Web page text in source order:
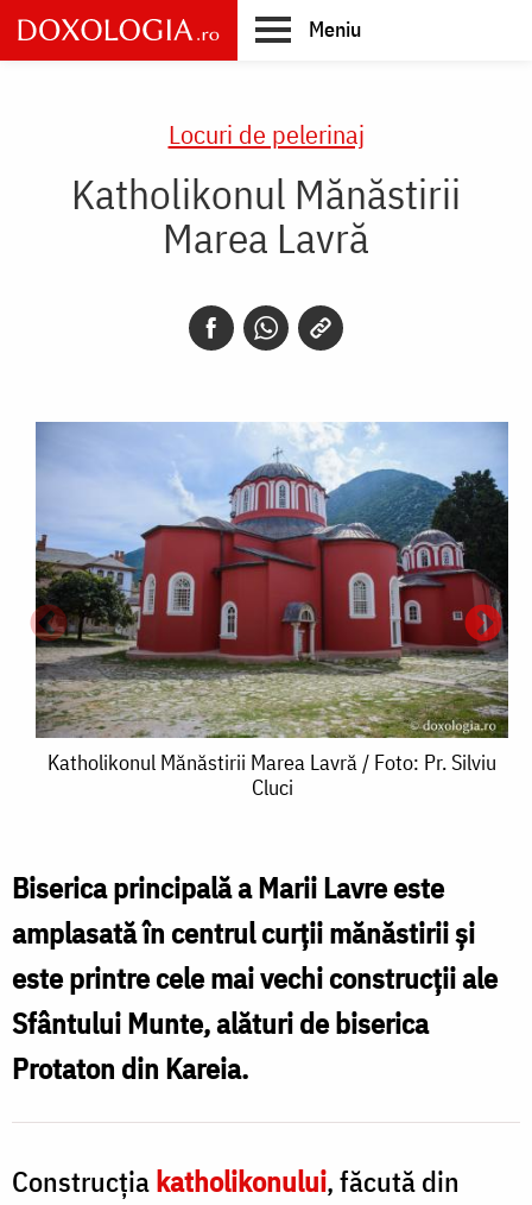
Skip
to
main
Meniu
Locuri de pelerinaj
Katholikonul Mănăstirii
Marea Lavră
Katholikonul
Lavră
/
Foto:
Pr.
Katholikonul Mănăstirii Marea Lavră / Foto: Pr. Silviu
Cluci
Biserica principală a Marii Lavre este
amplasată în centrul curţii mănăstirii şi
este printre cele mai vechi construcţii ale
Sfântului Munte, alături de biserica
Protaton din Kareia.
Construcţiakatholikonului, făcută din